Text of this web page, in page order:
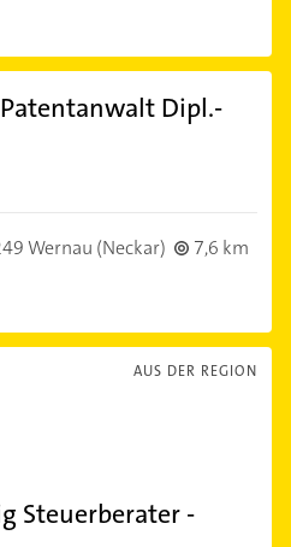
Dipl.-
Wernau (Neckar)
7,6 km
AUS DER REGION
Steuerberater -